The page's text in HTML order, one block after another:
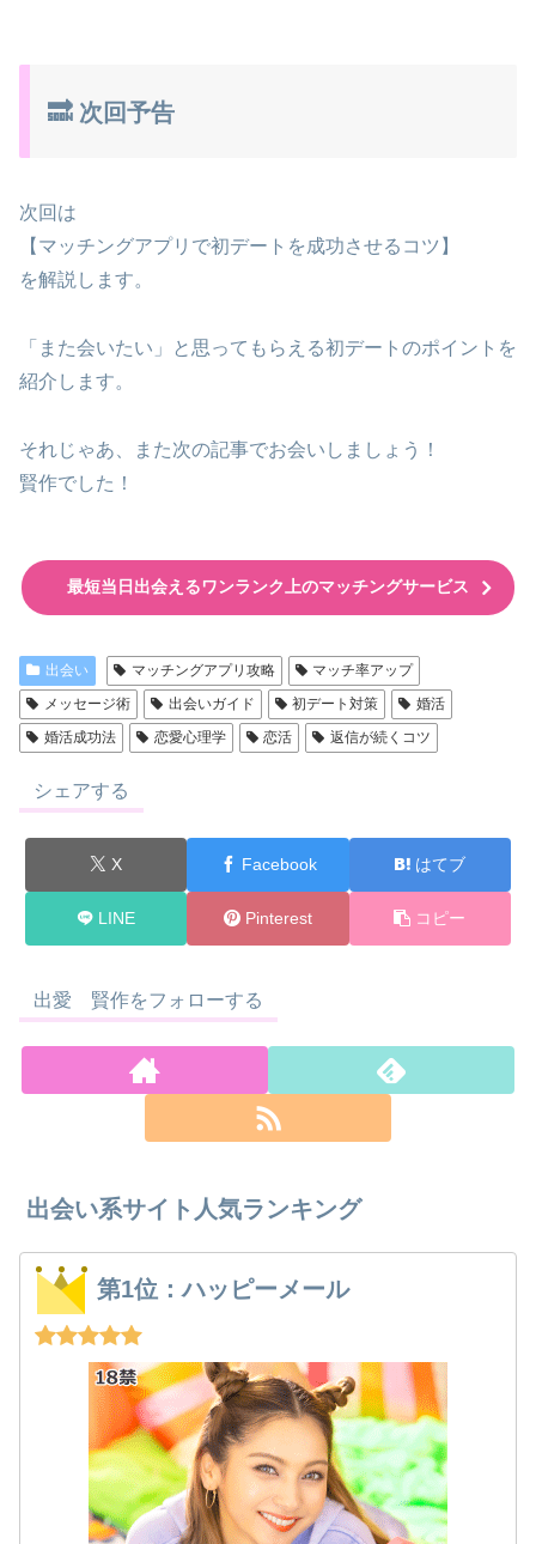
🔜 次回予告
次回は
【マッチングアプリで初デートを成功させるコツ】
を解説します。
「また会いたい」と思ってもらえる初デートのポイントを
紹介します。
それじゃあ、また次の記事でお会いしましょう！
賢作でした！
最短当日出会えるワンランク上のマッチングサービス
出会い マッチングアプリ攻略
マッチ率アップ
メッセージ術
出会いガイド 初デート対策
婚活
婚活成功法
恋愛心理学 恋活 返信が続くコツ
シェアする
X Facebook はてブ
LINE Pinterest コピー
出愛 賢作をフォローする
出会い系サイト人気ランキング
第1位：ハッピーメール